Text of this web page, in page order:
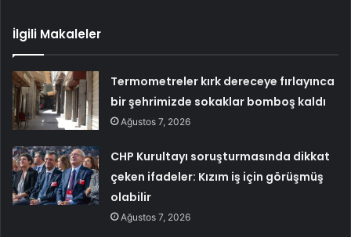
İlgili Makaleler
Termometreler kırk dereceye fırlayınca
bir şehrimizde sokaklar bomboş kaldı
Ağustos 7, 2026
CHP Kurultayı soruşturmasında dikkat
çeken ifadeler: Kızım iş için görüşmüş
olabilir
Ağustos 7, 2026